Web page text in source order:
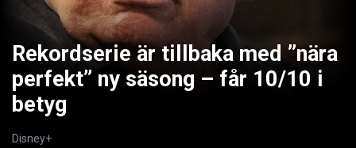
Rekordserie är tillbaka med ”nära
perfekt” ny säsong – får 10/10 i
betyg
Disney+